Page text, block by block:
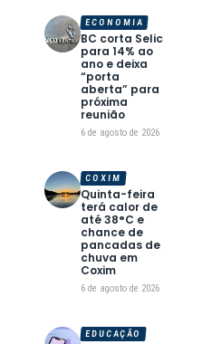
BC corta Selic
para 14% ao
ano e deixa
“porta
aberta” para
próxima
reunião
6 de agosto de 2026
ECONOMIA
Quinta-feira
terá calor de
até 38°C e
chance de
pancadas de
chuva em
Coxim
6 de agosto de 2026
COXIM
EDUCAÇÃO